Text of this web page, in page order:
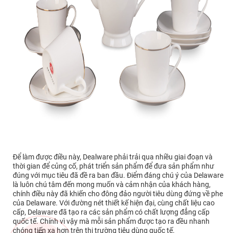
Để làm được điều này, Dealware phải trải qua nhiều giai đoạn và
thời gian để củng cố, phát triển sản phẩm để đưa sản phẩm như
đúng với mục tiêu đã đề ra ban đầu. Điểm đáng chú ý của Delaware
là luôn chú tâm đến mong muốn và cảm nhận của khách hàng,
chính điều này đã khiến cho đông đảo người tiêu dùng đứng về phe
của Delaware. Với đường nét thiết kế hiện đại, cùng chất liệu cao
cấp, Delaware đã tạo ra các sản phẩm có chất lượng đẳng cấp
quốc tế. Chính vì vậy mà mỗi sản phẩm được tạo ra đều nhanh
chóng tiến xa hơn trên thị trường tiêu dùng quốc tế.